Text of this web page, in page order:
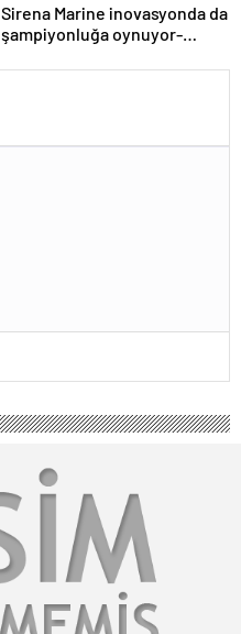
Sirena Marine inovasyonda da
şampiyonluğa oynuyor-